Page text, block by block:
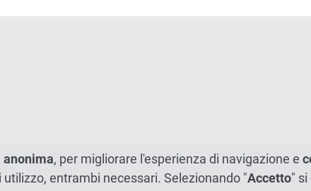
, per migliorare l'esperienza di navigazione e
entrambi necessari. Selezionando "Accetto"